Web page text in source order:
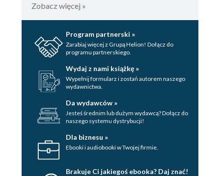
Zobacz więcej »
Program partnerski »
Zarabiaj więcej z Grupą Helion! Dołącz do
programu partnerskiego.
Wydaj z nami książkę »
Wypełnij formularz i zostań autorem naszego
wydawnictwa.
Da wydawców »
Jesteś średnim lub dużym wydawcą? Dołącz do
naszego systemu dystrybucji!
Dla biznesu »
Ebooki i audiobooki w Twojej firmie.
Brakuje Ci jakiegoś ebooka? Daj znać!